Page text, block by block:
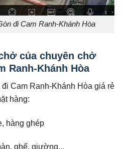
đi Cam Ranh-Khánh Hòa
của chuyên chở
Ranh-Khánh Hòa
Cam Ranh-Khánh Hòa giá rẻ
hàng:
hàng ghép
ghế, giường,..